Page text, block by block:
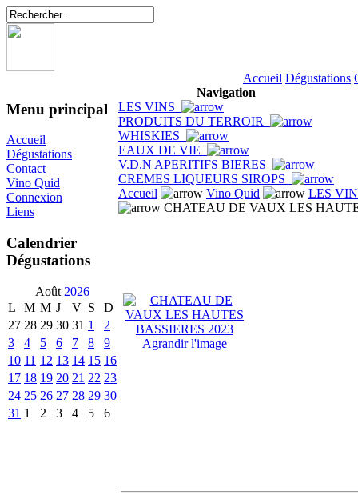
Accueil Dégustations
Menu principal
Accueil
Dégustations
Contact
Vino Quid
Connexion
Liens
Calendrier
Dégustations
Août 2026
L
M M J V S
D
27 28 29 30 31 1
2
3
4 5 6 7 8
9
10 11 12 13 14 15 16
17 18 19 20 21 22 23
24 25 26 27 28 29 30
31 1 2 3 4 5 6
Navigation
LES VINS
PRODUITS DU TERROIR
WHISKIES
EAUX DE VIE
V.D.N APERITIFS BIERES
CREMES LIQUEURS SIROPS
Accueil
Vino Quid
LES
CHATEAU DE VAUX LES
Agrandir l'image